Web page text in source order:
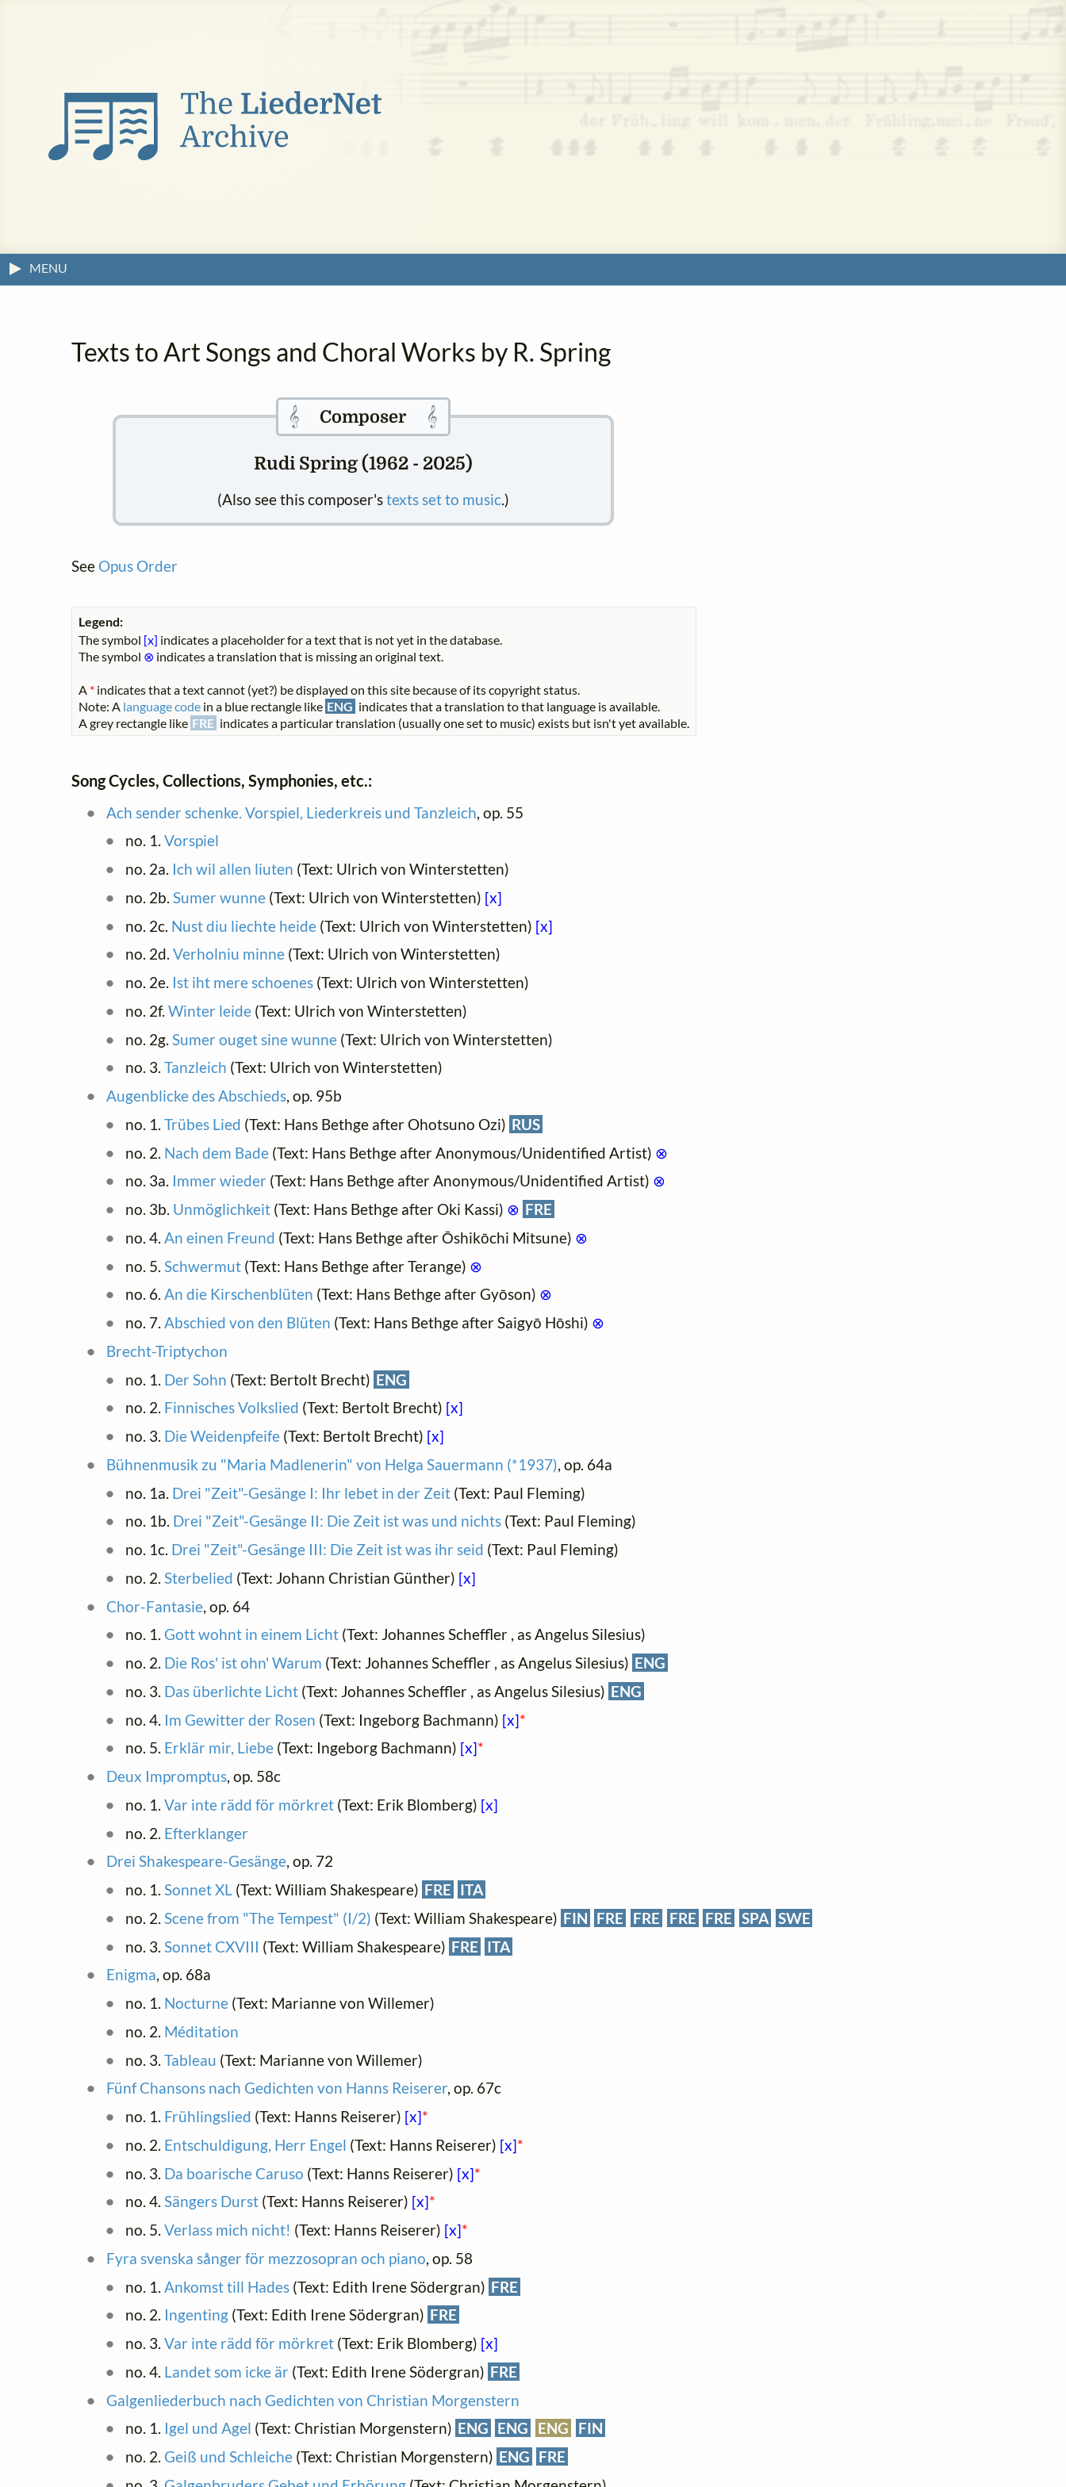
MENU
Texts to Art Songs and Choral Works by R. Spring
𝄞 Composer 𝄞
Rudi Spring (1962 - 2025)
(Also see this composer'stexts set to music.)
See Opus Order
Legend:
The symbol [x] indicates a placeholder for a text that is not yet in the database.
The symbol ⊗ indicates a translation that is missing an original text.
A * indicates that a text cannot (yet?) be displayed on this site because of its copyright status.
Note: A language code in a blue rectangle like ENG indicates that a translation to that language is available.
A grey rectangle like FRE indicates a particular translation (usually one set to music) exists but isn't yet available.
Song Cycles, Collections, Symphonies, etc.:
Ach sender schenke. Vorspiel, Liederkreis und Tanzleich, op. 55
no. 1. Vorspiel
no. 2a. Ich wil allen liuten (Text: Ulrich von Winterstetten)
no. 2b. Sumer wunne(Text: Ulrich von Winterstetten) [x]
no. 2c. Nust diu liechte heide(Text: Ulrich von Winterstetten) [x]
no. 2d. Verholniu minne(Text: Ulrich von Winterstetten)
no. 2e. Ist iht mere schoenes(Text: Ulrich von Winterstetten)
no. 2f. Winter leide(Text: Ulrich von Winterstetten)
no. 2g. Sumer ouget sine wunne(Text: Ulrich von Winterstetten)
no. 3. Tanzleich (Text: Ulrich von Winterstetten)
Augenblicke des Abschieds, op. 95b
no. 1. Trübes Lied (Text: Hans Bethge after Ohotsuno Ozi) RUS
no. 2. Nach dem Bade(Text: Hans Bethge after Anonymous/Unidentified Artist) ⊗
no. 3a. Immer wieder (Text: Hans Bethge after Anonymous/Unidentified Artist) ⊗
no. 3b. Unmöglichkeit(Text: Hans Bethge after Oki Kassi) ⊗ FRE
no. 4. An einen Freund (Text: Hans Bethge after Ōshikōchi Mitsune) ⊗
no. 5. Schwermut(Text: Hans Bethge after Terange) ⊗
no. 6. An die Kirschenblüten (Text: Hans Bethge after Gyōson) ⊗
no. 7. Abschied von den Blüten (Text: Hans Bethge after Saigyō Hōshi) ⊗
Brecht-Triptychon
no. 1. Der Sohn (Text: Bertolt Brecht) ENG
no. 2. Finnisches Volkslied (Text: Bertolt Brecht) [x]
no. 3. Die Weidenpfeife(Text: Bertolt Brecht) [x]
Bühnenmusik zu "Maria Madlenerin" von Helga Sauermann (*1937), op. 64a
no. 1a. Drei "Zeit"-Gesänge I: Ihr lebet in der Zeit(Text: Paul Fleming)
no. 1b. Drei "Zeit"-Gesänge II: Die Zeit ist was und nichts(Text: Paul Fleming)
no. 1c. Drei "Zeit"-Gesänge III: Die Zeit ist was ihr seid (Text: Paul Fleming)
no. 2. Sterbelied (Text: Johann Christian Günther) [x]
Chor-Fantasie, op. 64
no. 1. Gott wohnt in einem Licht(Text: Johannes Scheffler , as Angelus Silesius)
no. 2. Die Ros' ist ohn' Warum (Text: Johannes Scheffler , as Angelus Silesius) ENG
no. 3. Das überlichte Licht(Text: Johannes Scheffler , as Angelus Silesius) ENG
no. 4. Im Gewitter der Rosen (Text: Ingeborg Bachmann) [x]*
no. 5. Erklär mir, Liebe(Text: Ingeborg Bachmann) [x]*
Deux Impromptus, op. 58c
no. 1. Var inte rädd för mörkret(Text: Erik Blomberg) [x]
no. 2. Efterklanger
Drei Shakespeare-Gesänge, op. 72
no. 1. Sonnet XL(Text: William Shakespeare) FRE ITA
no. 2. Scene from "The Tempest" (I/2) (Text: William Shakespeare) FIN FRE FRE FRE FRE SPA SWE
no. 3. Sonnet CXVIII (Text: William Shakespeare) FRE ITA
Enigma, op. 68a
no. 1. Nocturne(Text: Marianne von Willemer)
no. 2. Méditation
no. 3. Tableau (Text: Marianne von Willemer)
Fünf Chansons nach Gedichten von Hanns Reiserer, op. 67c
no. 1. Frühlingslied (Text: Hanns Reiserer) [x]*
no. 2. Entschuldigung, Herr Engel (Text: Hanns Reiserer) [x]*
no. 3. Da boarische Caruso (Text: Hanns Reiserer) [x]*
no. 4. Sängers Durst(Text: Hanns Reiserer) [x]*
no. 5. Verlass mich nicht! (Text: Hanns Reiserer) [x]*
Fyra svenska sånger för mezzosopran och piano, op. 58
no. 1. Ankomst till Hades(Text: Edith Irene Södergran) FRE
no. 2. Ingenting(Text: Edith Irene Södergran) FRE
no. 3. Var inte rädd för mörkret(Text: Erik Blomberg) [x]
no. 4. Landet som icke är (Text: Edith Irene Södergran) FRE
Galgenliederbuch nach Gedichten von Christian Morgenstern
no. 1. Igel und Agel (Text: Christian Morgenstern) ENG ENG ENG
FIN
no. 2. Geiß und Schleiche(Text: Christian Morgenstern) ENG FRE